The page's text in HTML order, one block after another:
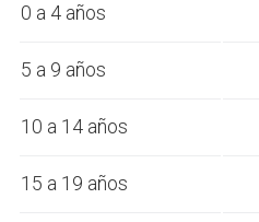
0 a 4 años
5 a 9 años
10 a 14 años
15 a 19 años